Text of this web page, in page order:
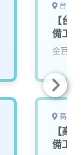
台南
【台
備工
金巨弘
高雄
【高
備工